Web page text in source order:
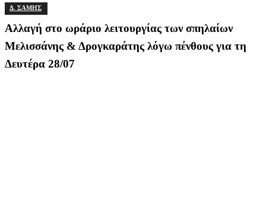
Δ. ΣΑΜΗΣ
Αλλαγή στο ωράριο λειτουργίας των σπηλαίων
Μελισσάνης & Δρογκαράτης λόγω πένθους για τη
Δευτέρα 28/07